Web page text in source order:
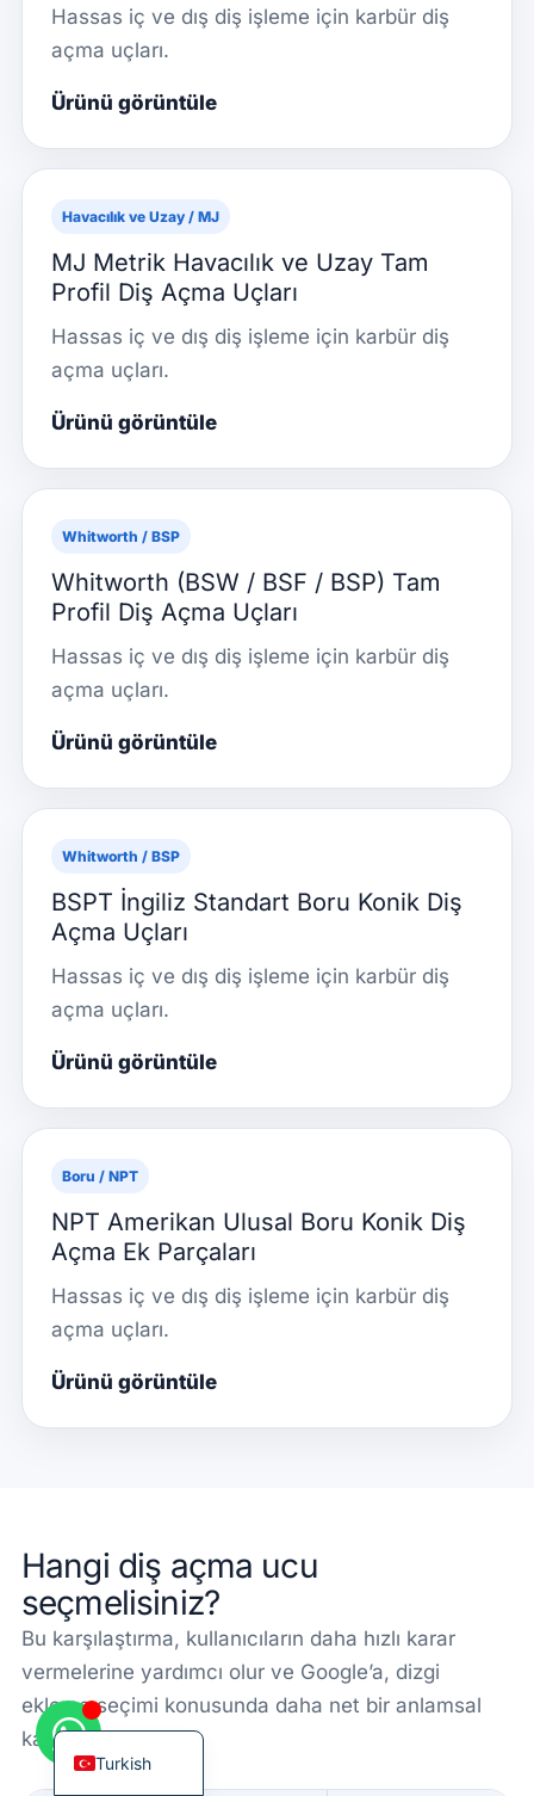
Hassas iç ve dış diş işleme için karbür diş
açma uçları.
Ürünü görüntüle
Havacılık ve Uzay / MJ
MJ Metrik Havacılık ve Uzay Tam
Profil Diş Açma Uçları
Hassas iç ve dış diş işleme için karbür diş
açma uçları.
Ürünü görüntüle
Whitworth / BSP
Whitworth (BSW / BSF / BSP) Tam
Profil Diş Açma Uçları
Hassas iç ve dış diş işleme için karbür diş
açma uçları.
Ürünü görüntüle
Whitworth / BSP
BSPT İngiliz Standart Boru Konik Diş
Açma Uçları
Hassas iç ve dış diş işleme için karbür diş
açma uçları.
Ürünü görüntüle
Boru / NPT
NPT Amerikan Ulusal Boru Konik Diş
Açma Ek Parçaları
Hassas iç ve dış diş işleme için karbür diş
açma uçları.
Ürünü görüntüle
Hangi diş açma ucu
seçmelisiniz?
Bu karşılaştırma, kullanıcıların daha hızlı karar
vermelerine yardımcı olur ve Google’a, dizgi
ekleme seçimi konusunda daha net bir anlamsal
kapsam sağlar.
Turkish
English
Spanish
Italian
Russian
Chinese